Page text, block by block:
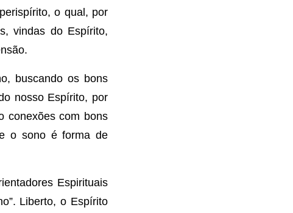
o qual, por
vindas do Espírito,
buscando os bons
nosso Espírito, por
conexões com bons
o sono é forma de
Espirituais
Liberto, o Espírito